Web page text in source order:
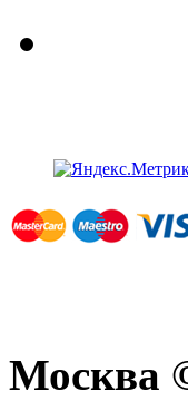
Москва